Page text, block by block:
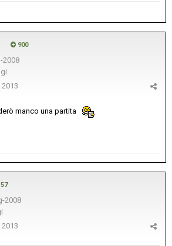
900
2008
2013
manco una partita
2008
2013